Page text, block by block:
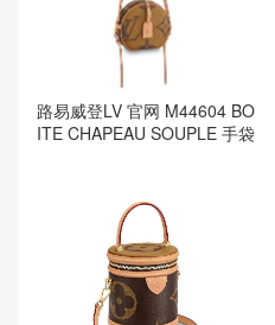
路易威登LV 官网 M44604 BO
ITE CHAPEAU SOUPLE 手袋